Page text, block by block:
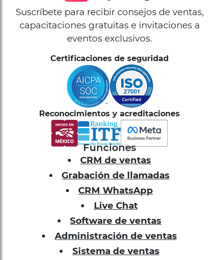
Suscríbete para recibir consejos de ventas,
capacitaciones gratuitas e invitaciones a
eventos exclusivos.
Certificaciones de seguridad
Reconocimientos y acreditaciones
Funciones
CRM de ventas
Grabación de llamadas
CRM WhatsApp
Live Chat
Software de ventas
Administración de ventas
Sistema de ventas